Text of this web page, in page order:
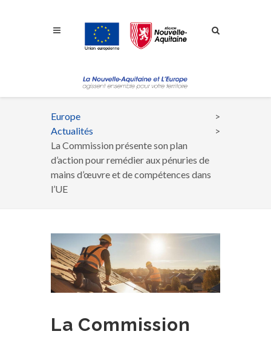
Fil
d'Ariane
Europe
Actualités
La Commission présente son plan
d’action pour remédier aux pénuries de
mains d’œuvre et de compétences dans
l’UE
La Commission